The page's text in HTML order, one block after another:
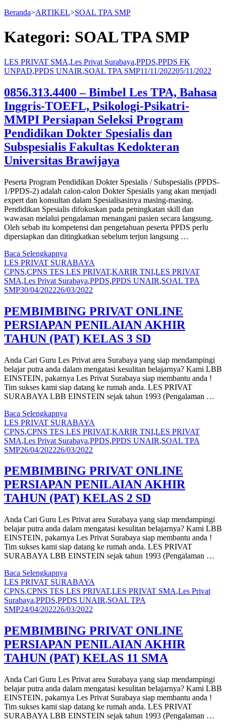
Beranda>ARTIKEL>SOAL TPA SMP
Kategori: SOAL TPA SMP
LES PRIVAT SMA,Les Privat Surabaya,PPDS,PPDS FK
UNPAD,PPDS UNAIR,SOAL TPA SMP11/11/202205/11/2022
0856.313.4400 – Bimbel Les TPA, Bahasa
Inggris-TOEFL, Psikologi-Psikatri-
MMPI Persiapan Seleksi Program
Pendidikan Dokter Spesialis dan
Subspesialis Fakultas Kedokteran
Universitas Brawijaya
Peserta Program Pendidikan Dokter Spesialis / Subspesialis (PPDS-
1/PPDS-2) adalah calon-calon Dokter Spesialis yang akan menjadi
expert dan konsultan dalam Spesialisasinya masing-masing.
Pendidikan Spesialis difokuskan pada peningkatan skill dan
wawasan melalui pengalaman menangani pasien secara langsung.
Oleh sebab itu kompetensi dan pengetahuan peserta PPDS perlu
dipersiapkan dan ditingkatkan sebelum terjun langsung …
Baca Selengkapnya
LES PRIVAT SURABAYA
CPNS,CPNS TES LES PRIVAT,KARIR TNI,LES PRIVAT
SMA,Les Privat Surabaya,PPDS,PPDS UNAIR,SOAL TPA
SMP30/04/202226/03/2022
PEMBIMBING PRIVAT ONLINE
PERSIAPAN PENILAIAN AKHIR
TAHUN (PAT) KELAS 3 SD
Anda Cari Guru Les Privat area Surabaya yang siap mendampingi
belajar putra anda dalam mengatasi kesulitan belajarnya? Kami LBB
EINSTEIN, pakarnya Les Privat Surabaya siap membantu anda !
Tim sukses kami siap datang ke rumah anda. LES PRIVAT
SURABAYA LBB EINSTEIN sejak tahun 1993 (Pengalaman …
Baca Selengkapnya
LES PRIVAT SURABAYA
CPNS,CPNS TES LES PRIVAT,KARIR TNI,LES PRIVAT
SMA,Les Privat Surabaya,PPDS,PPDS UNAIR,SOAL TPA
SMP26/04/202226/03/2022
PEMBIMBING PRIVAT ONLINE
PERSIAPAN PENILAIAN AKHIR
TAHUN (PAT) KELAS 2 SD
Anda Cari Guru Les Privat area Surabaya yang siap mendampingi
belajar putra anda dalam mengatasi kesulitan belajarnya? Kami LBB
EINSTEIN, pakarnya Les Privat Surabaya siap membantu anda !
Tim sukses kami siap datang ke rumah anda. LES PRIVAT
SURABAYA LBB EINSTEIN sejak tahun 1993 (Pengalaman …
Baca Selengkapnya
LES PRIVAT SURABAYA
CPNS,CPNS TES LES PRIVAT,LES PRIVAT SMA,Les Privat
Surabaya,PPDS,PPDS UNAIR,SOAL TPA
SMP24/04/202226/03/2022
PEMBIMBING PRIVAT ONLINE
PERSIAPAN PENILAIAN AKHIR
TAHUN (PAT) KELAS 11 SMA
Anda Cari Guru Les Privat area Surabaya yang siap mendampingi
belajar putra anda dalam mengatasi kesulitan belajarnya? Kami LBB
EINSTEIN, pakarnya Les Privat Surabaya siap membantu anda !
Tim sukses kami siap datang ke rumah anda. LES PRIVAT
SURABAYA LBB EINSTEIN sejak tahun 1993 (Pengalaman …